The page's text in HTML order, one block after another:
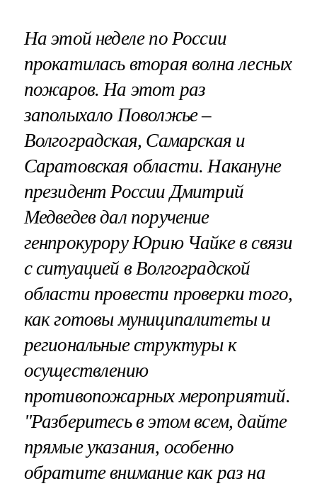
На этой неделе по России
прокатилась вторая волна лесных
пожаров. На этот раз
заполыхало Поволжье –
Волгоградская, Самарская и
Саратовская области. Накануне
президент России Дмитрий
Медведев дал поручение
генпрокурору Юрию Чайке в связи
с ситуацией в Волгоградской
области провести проверки того,
как готовы муниципалитеты и
региональные структуры к
осуществлению
противопожарных мероприятий.
"Разберитесь в этом всем, дайте
прямые указания, особенно
обратите внимание как раз на